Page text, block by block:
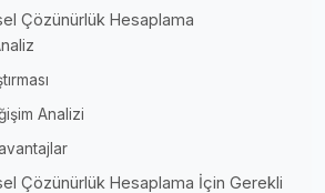
Çözünürlük Hesaplama
Analizi
Çözünürlük Hesaplama İçin Gerekli